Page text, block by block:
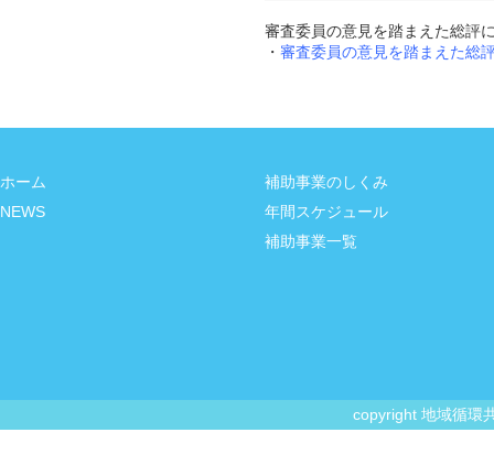
審査委員の意見を踏まえた総評
・ 審査委員の意見を踏まえた総
ホーム
NEWS
補助事業のしくみ
年間スケジュール
補助事業一覧
copyright 地域循環